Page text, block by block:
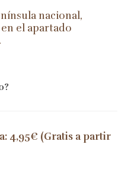
nacional,
el apartado
.
4,95€ (Gratis a partir